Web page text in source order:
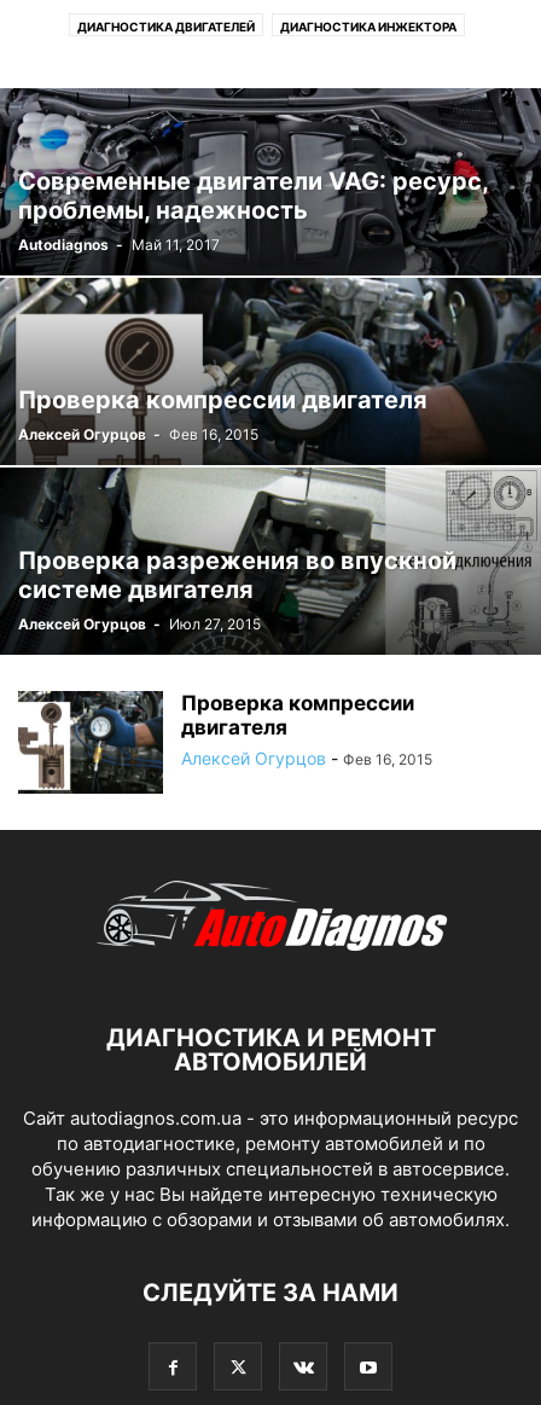
ДИАГНОСТИКА ДВИГАТЕЛЕЙ ДИАГНОСТИКА ИНЖЕКТОРА
Современные двигатели VAG: ресурс,
проблемы, надежность
Autodiagnos - Май 11, 2017
Проверка компрессии двигателя
Алексей Огурцов - Фев 16, 2015
Проверка разрежения во впускной
системе двигателя
Алексей Огурцов - Июл 27, 2015
Проверка компрессии
двигателя
Алексей Огурцов - Фев 16, 2015
ДИАГНОСТИКА И РЕМОНТ
АВТОМОБИЛЕЙ
Сайт autodiagnos.com.ua - это информационный ресурс
по автодиагностике, ремонту автомобилей и по
обучению различных специальностей в автосервисе.
Так же у нас Вы найдете интересную техническую
информацию с обзорами и отзывами об автомобилях.
СЛЕДУЙТЕ ЗА НАМИ